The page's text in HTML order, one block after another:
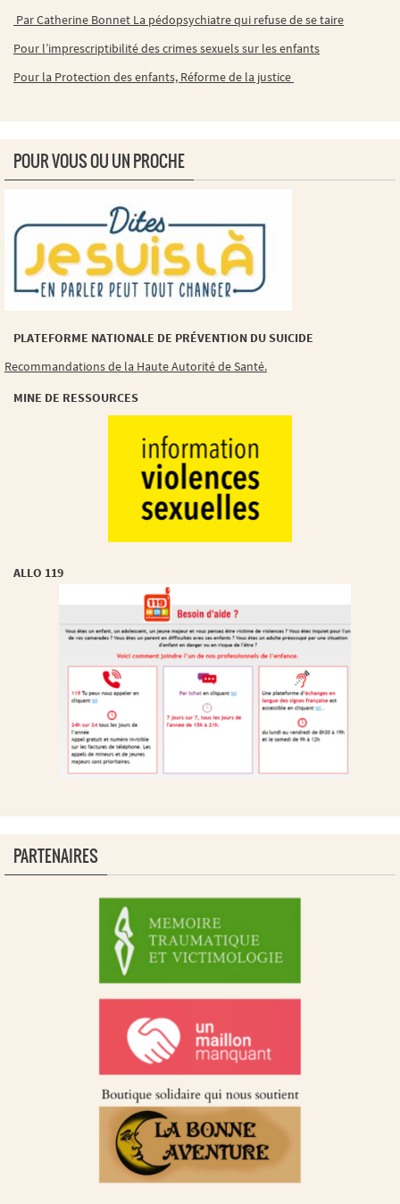
Par Catherine Bonnet La pédopsychiatre qui refuse de se taire
Pour l’imprescriptibilité des crimes sexuels sur les enfants
Pour la Protection des enfants, Réforme de la justice
POUR VOUS OU UN PROCHE
PLATEFORME NATIONALE DE PRÉVENTION DU SUICIDE
Recommandations de la Haute Autorité de Santé.
MINE DE RESSOURCES
ALLO 119
PARTENAIRES